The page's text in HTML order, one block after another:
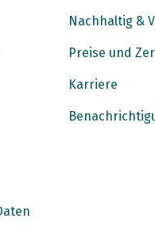
Nachhaltig &
Preise und
Karriere